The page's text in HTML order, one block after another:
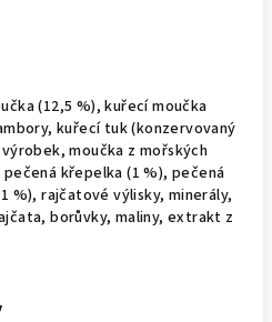
(12,5 %), kuřecí moučka
kuřecí tuk (konzervovaný
moučka z mořských
křepelka (1 %), pečená
%), rajčatové výlisky, minerály,
borůvky, maliny, extrakt z